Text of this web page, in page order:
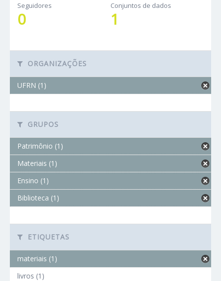
Seguidores
0
Conjuntos de dados
1
ORGANIZAÇÕES
UFRN (1)
GRUPOS
Patrimônio (1)
Materiais (1)
Ensino (1)
Biblioteca (1)
ETIQUETAS
materiais (1)
livros (1)